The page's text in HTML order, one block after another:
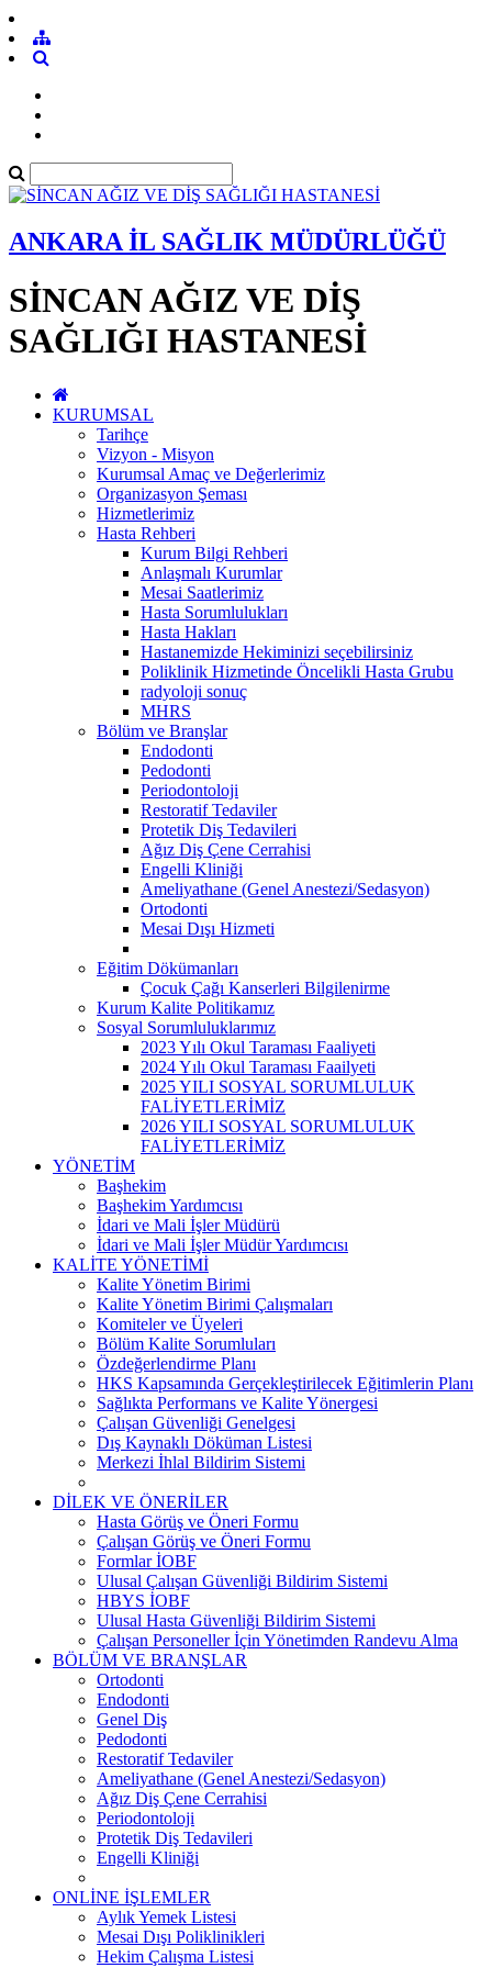
ANKARA İL SAĞLIK MÜDÜRLÜĞÜ
SİNCAN AĞIZ VE DİŞ
SAĞLIĞI HASTANESİ
KURUMSAL
Tarihçe
Vizyon - Misyon
Kurumsal Amaç ve Değerlerimiz
Organizasyon Şeması
Hizmetlerimiz
Hasta Rehberi
Kurum Bilgi Rehberi
Anlaşmalı Kurumlar
Mesai Saatlerimiz
Hasta Sorumlulukları
Hasta Hakları
Hastanemizde Hekiminizi seçebilirsiniz
Poliklinik Hizmetinde Öncelikli Hasta Grubu
radyoloji sonuç
MHRS
Bölüm ve Branşlar
Endodonti
Pedodonti
Periodontoloji
Restoratif Tedaviler
Protetik Diş Tedavileri
Ağız Diş Çene Cerrahisi
Engelli Kliniği
Ameliyathane (Genel Anestezi/Sedasyon)
Ortodonti
Mesai Dışı Hizmeti
Eğitim Dökümanları
Çocuk Çağı Kanserleri Bilgilenirme
Kurum Kalite Politikamız
Sosyal Sorumluluklarımız
2023 Yılı Okul Taraması Faaliyeti
2024 Yılı Okul Taraması Faailyeti
2025 YILI SOSYAL SORUMLULUK
FALİYETLERİMİZ
2026 YILI SOSYAL SORUMLULUK
FALİYETLERİMİZ
YÖNETİM
Başhekim
Başhekim Yardımcısı
İdari ve Mali İşler Müdürü
İdari ve Mali İşler Müdür Yardımcısı
KALİTE YÖNETİMİ
Kalite Yönetim Birimi
Kalite Yönetim Birimi Çalışmaları
Komiteler ve Üyeleri
Bölüm Kalite Sorumluları
Özdeğerlendirme Planı
HKS Kapsamında Gerçekleştirilecek Eğitimlerin Planı
Sağlıkta Performans ve Kalite Yönergesi
Çalışan Güvenliği Genelgesi
Dış Kaynaklı Döküman Listesi
Merkezi İhlal Bildirim Sistemi
DİLEK VE ÖNERİLER
Hasta Görüş ve Öneri Formu
Çalışan Görüş ve Öneri Formu
Formlar İOBF
Ulusal Çalışan Güvenliği Bildirim Sistemi
HBYS İOBF
Ulusal Hasta Güvenliği Bildirim Sistemi
Çalışan Personeller İçin Yönetimden Randevu Alma
BÖLÜM VE BRANŞLAR
Ortodonti
Endodonti
Genel Diş
Pedodonti
Restoratif Tedaviler
Ameliyathane (Genel Anestezi/Sedasyon)
Ağız Diş Çene Cerrahisi
Periodontoloji
Protetik Diş Tedavileri
Engelli Kliniği
ONLİNE İŞLEMLER
Aylık Yemek Listesi
Mesai Dışı Poliklinikleri
Hekim Çalışma Listesi